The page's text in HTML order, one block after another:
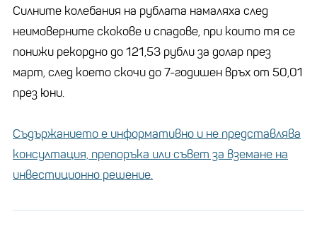
Силните колебания на рублата намаляха след
неимоверните скокове и спадове, при които тя се
понижи рекордно до 121,53 рубли за долар през
март, след което скочи до 7-годишен връх от 50,01
през юни.
Съдържанието е информативно и не представлява
консултация, препоръка или съвет за вземане на
инвестиционно решение.